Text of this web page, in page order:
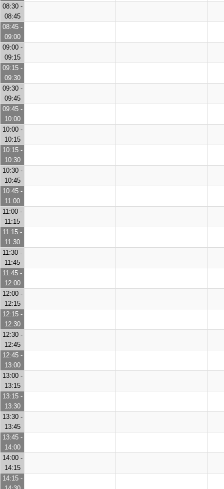
08:30 -
08:45
08:45 -
09:00
09:00 -
09:15
09:15 -
09:30
09:30 -
09:45
09:45 -
10:00
10:00 -
10:15
10:15 -
10:30
10:30 -
10:45
10:45 -
11:00
11:00 -
11:15
11:15 -
11:30
11:30 -
11:45
11:45 -
12:00
12:00 -
12:15
12:15 -
12:30
12:30 -
12:45
12:45 -
13:00
13:00 -
13:15
13:15 -
13:30
13:30 -
13:45
13:45 -
14:00
14:00 -
14:15
14:15 -